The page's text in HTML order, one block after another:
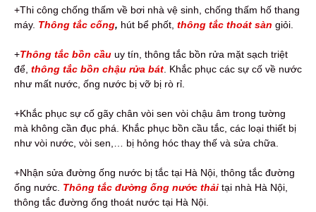
+Thi công chống thấm về bơi nhà vệ sinh, chống thấm hố thang
máy. Thông tắc cống, hút bể phốt, thông tắc thoát sàn giỏi.
+Thông tắc bồn cầu uy tín, thông tắc bồn rửa mặt sạch triệt
để, thông tắc bồn chậu rửa bát . Khắc phục các sự cố về nước
như mất nước, ống nước bị vỡ bị rò rỉ.
+Khắc phục sự cố gãy chân vòi sen vòi chậu âm trong tường
mà không cần đục phá. Khắc phục bồn cầu tắc, các loại thiết bị
như vòi nước, vòi sen,… bị hỏng hóc thay thế và sửa chữa.
+Nhận sửa đường ống nước bị tắc tại Hà Nội, thông tắc đường
ống nước. Thông tắc đường ống nước thải tại nhà Hà Nội,
thông tắc đường ống thoát nước tại Hà Nội.